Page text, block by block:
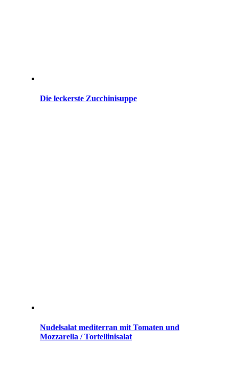
Die leckerste Zucchinisuppe
Nudelsalat mediterran mit Tomaten und
Mozzarella / Tortellinisalat